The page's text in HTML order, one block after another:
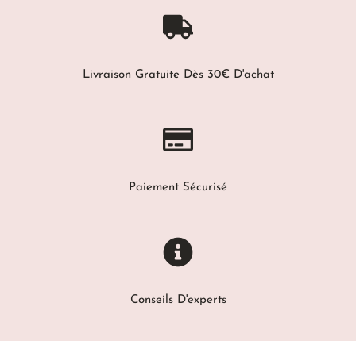
Livraison Gratuite Dès 30€ D'achat
Paiement Sécurisé
Conseils D'experts